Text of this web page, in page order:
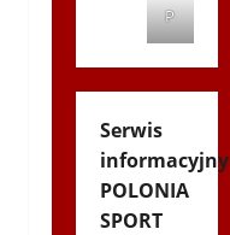
P
Serwis
informacyjny
POLONIA
SPORT